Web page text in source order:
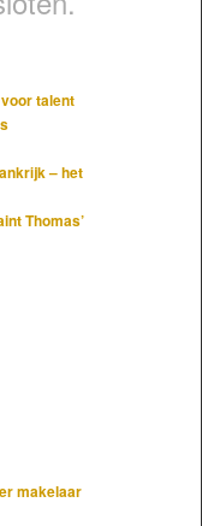
talent
– het
Thomas’
makelaar